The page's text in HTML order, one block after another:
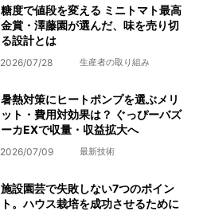
糖度で値段を変える ミニトマト最高
金賞・澤藤園が選んだ、味を売り切
る設計とは
2026/07/28 生産者の取り組み
暑熱対策にヒートポンプを選ぶメリ
ット・費用対効果は？ ぐっぴーバズ
ーカEXで収量・収益拡大へ
2026/07/09 最新技術
施設園芸で失敗しない7つのポイン
ト。ハウス栽培を成功させるために